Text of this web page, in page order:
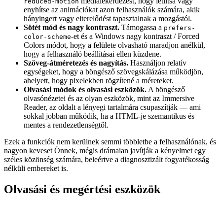
enyhítse az animációkat azon felhasználók számára, akik
hányingert vagy elterelődést tapasztalnak a mozgástól.
Sötét mód és nagy kontraszt. Támogassa a prefers-
color-scheme-et és a Windows nagy kontraszt / Forced
Colors módot, hogy a felülete olvasható maradjon anélkül,
hogy a felhasználó beállításai ellen küzdene.
Szöveg-átméretezés és nagyítás. Használjon relatív
egységeket, hogy a böngésző szövegskálázása működjön,
ahelyett, hogy pixelekben rögzítené a méreteket.
Olvasási módok és olvasási eszközök. A böngésző
olvasónézetei és az olyan eszközök, mint az Immersive
Reader, az oldalt a lényegi tartalmára csupaszítják — ami
sokkal jobban működik, ha a HTML-je szemantikus és
mentes a rendezetlenségtől.
Ezek a funkciók nem kerülnek semmi többletbe a felhasználónak, és
nagyon keveset Önnek, mégis drámaian javítják a kényelmet egy
széles közönség számára, beleértve a diagnosztizált fogyatékosság
nélküli embereket is.
Olvasási és megértési eszközök